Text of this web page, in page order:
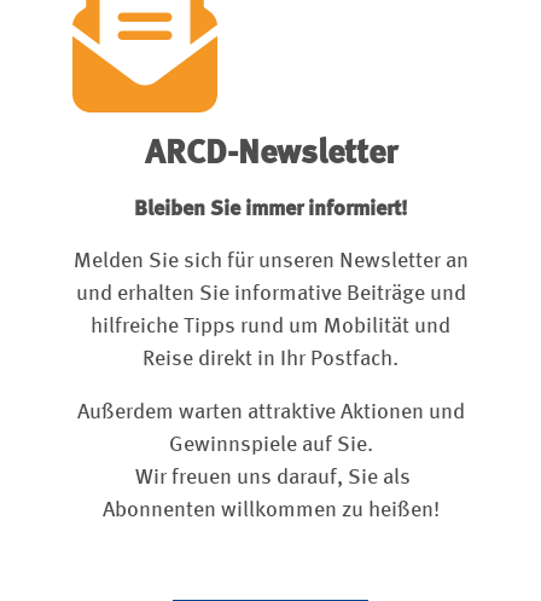
ARCD-Newsletter
Bleiben Sie immer informiert!
Melden Sie sich für unseren Newsletter an
und erhalten Sie informative Beiträge und
hilfreiche Tipps rund um Mobilität und
Reise direkt in Ihr Postfach.
Außerdem warten attraktive Aktionen und
Gewinnspiele auf Sie.
Wir freuen uns darauf, Sie als
Abonnenten willkommen zu heißen!